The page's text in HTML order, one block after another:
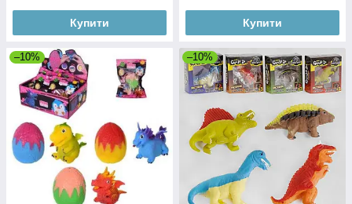
Купити Купити
–10% –10%